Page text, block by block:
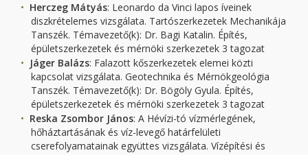
Herczeg Mátyás: Leonardo da Vinci lapos íveinek
diszkrételemes vizsgálata. Tartószerkezetek Mechanikája
Tanszék. Témavezető(k): Dr. Bagi Katalin. Építés,
épületszerkezetek és mérnöki szerkezetek 3 tagozat
Jáger Balázs: Falazott kőszerkezetek elemei közti
kapcsolat vizsgálata. Geotechnika és Mérnökgeológia
Tanszék. Témavezető(k): Dr. Bögöly Gyula. Építés,
épületszerkezetek és mérnöki szerkezetek 3 tagozat
Reska Zsombor János: A Hévízi-tó vízmérlegének,
hőháztartásának és víz-levegő határfelületi
cserefolyamatainak együttes vizsgálata. Vízépítési és